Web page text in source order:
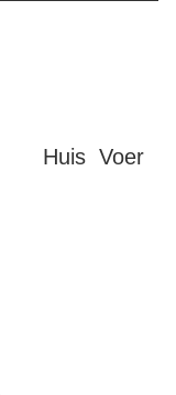
Huis Voer